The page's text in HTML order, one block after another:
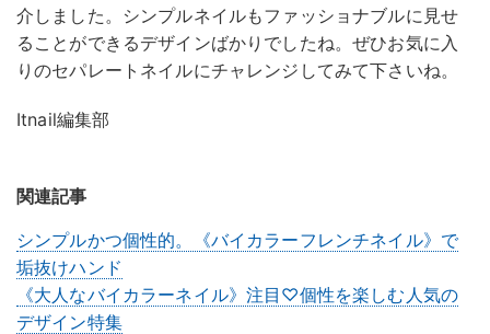
介しました。シンプルネイルもファッショナブルに見せ
ることができるデザインばかりでしたね。ぜひお気に入
りのセパレートネイルにチャレンジしてみて下さいね。
Itnail編集部
関連記事
シンプルかつ個性的。《バイカラーフレンチネイル》で
垢抜けハンド
《大人なバイカラーネイル》注目♡個性を楽しむ人気の
デザイン特集